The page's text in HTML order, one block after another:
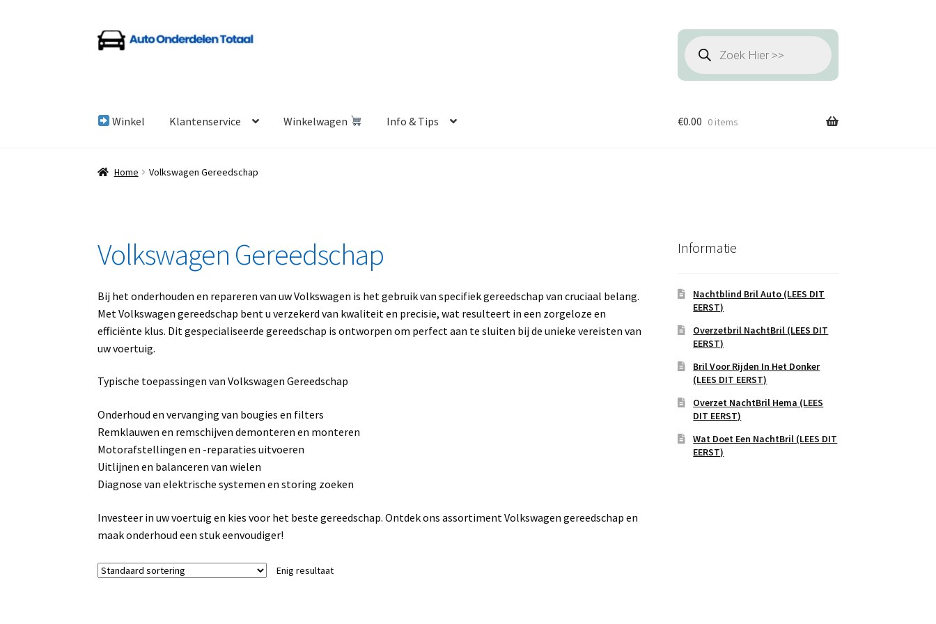
Ga
door
Ga
naar
Producten
zoeken
Winkel Klantenservice Winkelwagen Info & Tips
Home Algemene Voorwaarden Auto Onderdelen Shop
€0.00 0 items
Home Volkswagen Gereedschap
Volkswagen Gereedschap
Bij het onderhouden en repareren van uw Volkswagen is het gebruik van specifiek gereedschap van cruciaal belang.
Met Volkswagen gereedschap bent u verzekerd van kwaliteit en precisie, wat resulteert in een zorgeloze en
efficiënte klus. Dit gespecialiseerde gereedschap is ontworpen om perfect aan te sluiten bij de unieke vereisten van
uw voertuig.
Typische toepassingen van Volkswagen Gereedschap
Onderhoud en vervanging van bougies en filters
Remklauwen en remschijven demonteren en monteren
Motorafstellingen en -reparaties uitvoeren
Uitlijnen en balanceren van wielen
Diagnose van elektrische systemen en storing zoeken
Investeer in uw voertuig en kies voor het beste gereedschap. Ontdek ons assortiment Volkswagen gereedschap en
maak onderhoud een stuk eenvoudiger!
Enig resultaat
Informatie
Nachtblind Bril Auto (LEES DIT
EERST)
Overzetbril NachtBril (LEES DIT
EERST)
Bril Voor Rijden In Het Donker
(LEES DIT EERST)
Overzet NachtBril Hema (LEES
DIT EERST)
Wat Doet Een NachtBril (LEES DIT
EERST)